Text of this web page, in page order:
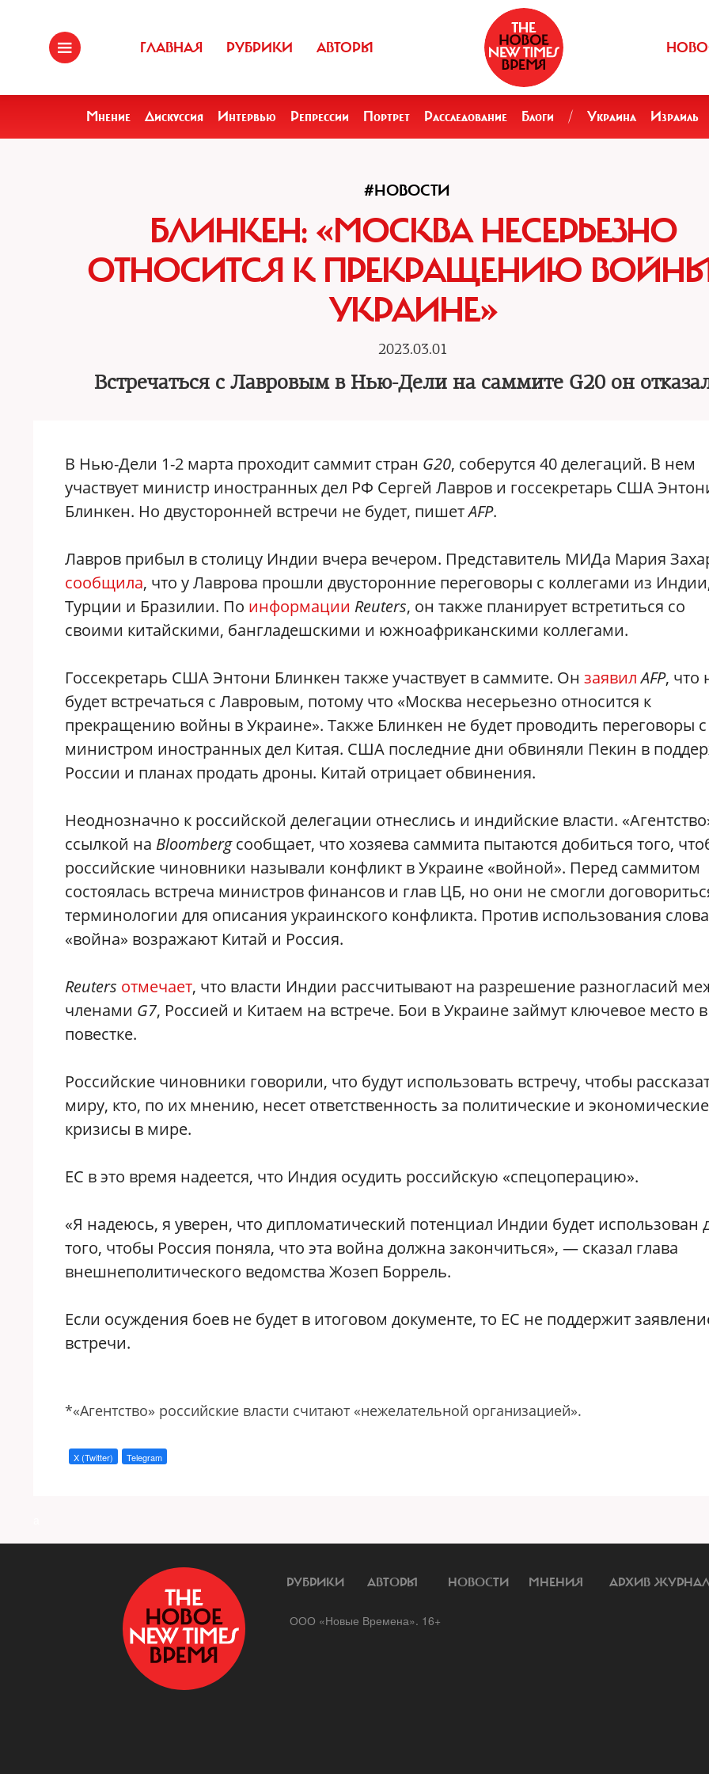
ГЛАВНАЯ РУБРИКИ АВТОРЫ
Мнение Дискуссия Интервью Репрессии Портрет Расследование Блоги / Украина Израиль
#НОВОСТИ
БЛИНКЕН: «МОСКВА НЕСЕРЬЕЗНО
ОТНОСИТСЯ К ПРЕКРАЩЕНИЮ
УКРАИНЕ»‎
2023.03.01
Встречаться с Лавровым в Нью-Дели на саммите G20 он
В Нью-Дели 1-2 марта проходит саммит стран G20, соберутся 40 делегаций. В нем
участвует министр иностранных дел РФ Сергей Лавров и госсекретарь США
Блинкен. Но двусторонней встречи не будет, пишетAFP.
Лавров прибыл в столицу Индии вчера вечером. Представитель МИДа Мария
сообщила, что у Лаврова прошли двусторонние переговоры с коллегами из
Турции и Бразилии. По информации Reuters, он также планирует встретиться со
своими китайскими, бангладешскими и южноафриканскими коллегами.
Госсекретарь США Энтони Блинкен также участвует в саммите. Он заявилAFP, что
будет встречаться с Лавровым, потому что «Москва несерьезно относится к
прекращению войны в Украине»‎. Также Блинкен не будет проводить переговоры с
министром иностранных дел Китая. США последние дни обвиняли Пекин в
России и планах продать дроны. Китай отрицает обвинения.
Неоднозначно к российской делегации отнеслись и индийские власти.
ссылкой на Bloombergсообщает, что хозяева саммита пытаются добиться того,
российские чиновники называли конфликт в Украине «войной»‎. Перед саммитом
состоялась встреча министров финансов и глав ЦБ, но они не смогли
терминологии для описания украинского конфликта. Против использования слова
«война» возражают Китай и Россия.
Reuters отмечает, что власти Индии рассчитывают на разрешение разногласий
членами G7, Россией и Китаем на встрече. Бои в Украине займут ключевое место в
повестке.
Российские чиновники говорили, что будут использовать встречу, чтобы
миру, кто, по их мнению, несет ответственность за политические и экономические
кризисы в мире.
ЕС в это время надеется, что Индия осудить российскую «спецоперацию»‎.
«Я надеюсь, я уверен, что дипломатический потенциал Индии будет использован
того, чтобы Россия поняла, что эта война должна закончиться», — сказал глава
внешнеполитического ведомства Жозеп Боррель.
Если осуждения боев не будет в итоговом документе, то ЕС не поддержит
встречи.
*«Агентство» российские власти считают «нежелательной организацией».
X (Twitter) Telegram
РУБРИКИ АВТОРЫ НОВОСТИ МНЕНИЯ АРХИВ
ООО «Новые Времена». 16+